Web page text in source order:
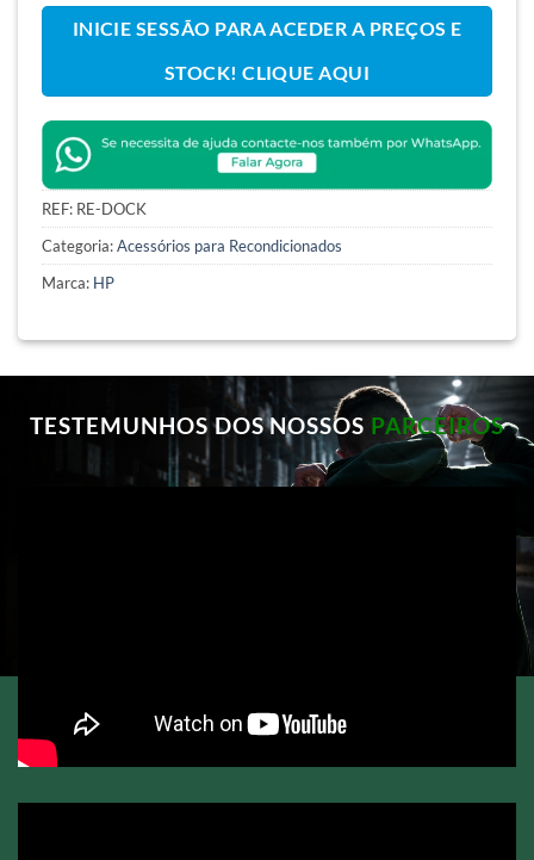
INICIE SESSÃO PARA ACEDER A PREÇOS E
STOCK! CLIQUE AQUI
REF: RE-DOCK
Categoria:Acessórios para Recondicionados
Marca: HP
TESTEMUNHOS DOS NOSSOS PARCEIROS